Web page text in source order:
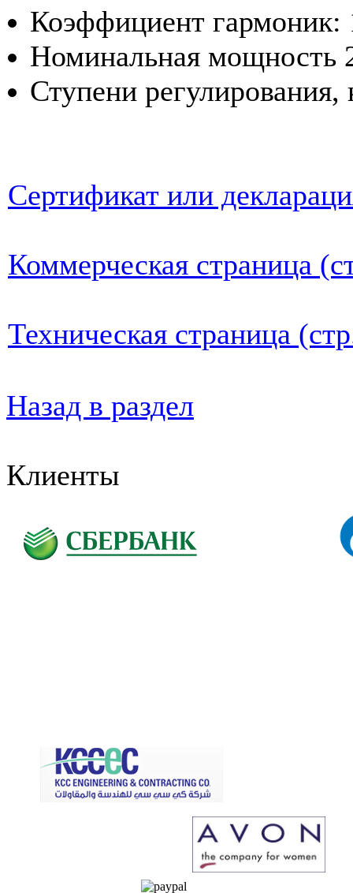
Коэффициент гармоник:
Номинальная мощность
Ступени регулирования,
Сертификат или
Коммерческая страница
Техническая страница
Назад в раздел
Клиенты